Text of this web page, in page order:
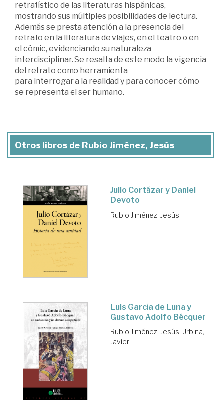
retratístico de las literaturas hispánicas,
mostrando sus múltiples posibilidades de lectura.
Además se presta atención a la presencia del
retrato en la literatura de viajes, en el teatro o en
el cómic, evidenciando su naturaleza
interdisciplinar. Se resalta de este modo la vigencia
del retrato como herramienta
para interrogar a la realidad y para conocer cómo
se representa el ser humano.
Otros libros de Rubio Jiménez, Jesús
Julio Cortázar y Daniel
Devoto
Rubio Jiménez, Jesús
Luis García de Luna y
Gustavo Adolfo Bécquer
Rubio Jiménez, Jesús; Urbina,
Javier